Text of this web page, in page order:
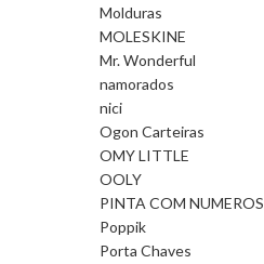
Molduras
MOLESKINE
Mr. Wonderful
namorados
nici
Ogon Carteiras
OMY LITTLE
OOLY
PINTA COM NUMEROS
Poppik
Porta Chaves